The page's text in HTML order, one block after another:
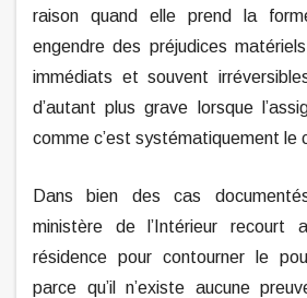
raison quand elle prend la
engendre des préjudices
immédiats et souvent
d’autant plus grave lorsque
comme c’est systématiquement le
Dans bien des cas
ministère de l’Intérieur recourt
résidence pour contourner le
parce qu’il n’existe aucune